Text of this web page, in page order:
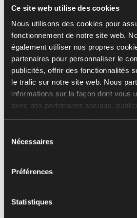
Ce site web utilise des cookies
Nous utilisons des cookies pour
fonctionnement de notre site web.
également utiliser nos propres
partenaires pour personnaliser le
publicités, offrir des fonctionnalités
le trafic sur notre site web. Nous
informations sur la façon dont vous
avec nos partenaires sociaux,
analytiques. Les partenaires
obtenues lors de l'utilisation de leurs
concernant le marketing et les
nécessite votre autorisation que
vos accords, cliquez sur « Autoriser
pouvez retirer votre accord/vos
Nécessaires
Préférences
Statistiques
Catalogue de finitions
Téléchargements
Arrangement
Sélectionner tout